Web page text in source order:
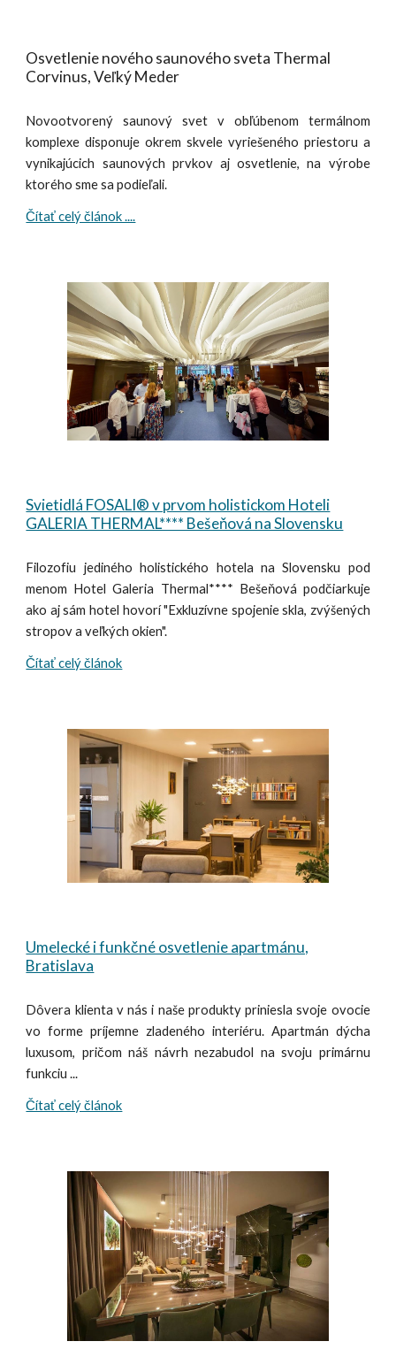
Osvetlenie nového saunového sveta Thermal
Corvinus, Veľký Meder
Novootvorený saunový svet v obľúbenom termálnom
komplexe disponuje okrem skvele vyriešeného priestoru a
vynikajúcich saunových prvkov aj osvetlenie, na výrobe
ktorého sme sa podieľali.
Čítať celý článok ....
Svietidlá FOSALI® v prvom holistickom Hoteli
GALERIA THERMAL**** Bešeňová na Slovensku
Filozofiu jediného holistického hotela na Slovensku pod
menom Hotel Galeria Thermal**** Bešeňová podčiarkuje
ako aj sám hotel hovorí "Exkluzívne spojenie skla, zvýšených
stropov a veľkých okien".
Čítať celý článok
Umelecké i funkčné osvetlenie apartmánu,
Bratislava
Dôvera klienta v nás i naše produkty priniesla svoje ovocie
vo forme príjemne zladeného interiéru. Apartmán dýcha
luxusom, pričom náš návrh nezabudol na svoju primárnu
funkciu ...
Čítať celý článok